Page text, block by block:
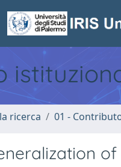
ricerca 01 -